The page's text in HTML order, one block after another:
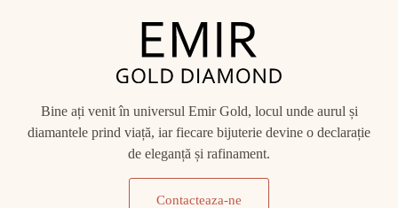
Bine ați venit în universul Emir Gold, locul unde aurul și
diamantele prind viață, iar fiecare bijuterie devine o declarație
de eleganță și rafinament.
Contacteaza-ne